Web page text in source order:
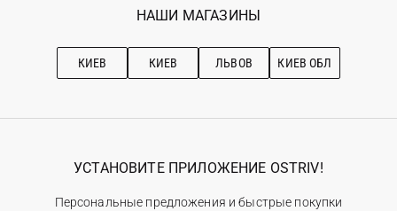
Ostriv Club+
Наши магазини
Рекомендации по уходу
НАШИ МАГАЗИНЫ
КИЕВ КИЕВ ЛЬВОВ КИЕВ ОБЛ
УСТАНОВИТЕ ПРИЛОЖЕНИЕ OSTRIV!
Персональные предложения и быстрые покупки